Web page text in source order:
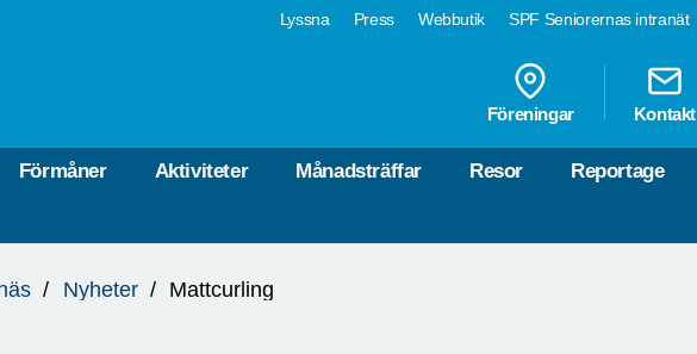
Lyssna Press Webbutik SPF Seniorernas intranät
Föreningar Kontakt
Förmåner Aktiviteter Månadsträffar Resor Reportage
Nyheter Mattcurling